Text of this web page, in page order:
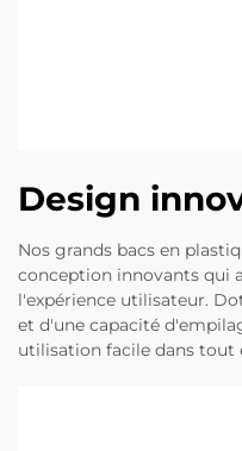
Design
Nos grands bacs en
conception innovants qui
l'expérience utilisateur.
et d'une capacité
utilisation facile dans